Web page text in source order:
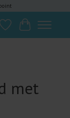
VerlanglijstWinkelwagen
met